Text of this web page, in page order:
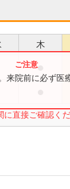
木
●
直接ご確認くだ
院前に必ず医